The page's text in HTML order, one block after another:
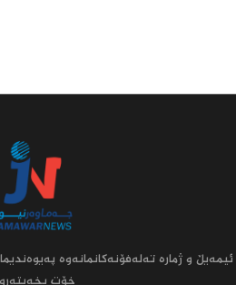
و ژماره‌ ته‌له‌فۆنه‌کانمانه‌وه‌
خۆت